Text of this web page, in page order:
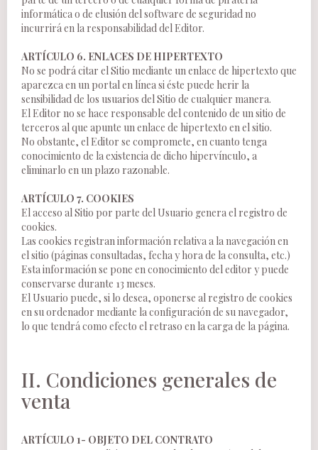
informática o de elusión del software de seguridad no
incurrirá en la responsabilidad del Editor.
ARTÍCULO 6. ENLACES DE HIPERTEXTO
No se podrá citar el Sitio mediante un enlace de hipertexto que
aparezca en un portal en línea si éste puede herir la
sensibilidad de los usuarios del Sitio de cualquier manera.
El Editor no se hace responsable del contenido de un sitio de
terceros al que apunte un enlace de hipertexto en el sitio.
No obstante, el Editor se compromete, en cuanto tenga
conocimiento de la existencia de dicho hipervínculo, a
eliminarlo en un plazo razonable.
ARTÍCULO 7. COOKIES
El acceso al Sitio por parte del Usuario genera el registro de
cookies.
Las cookies registran información relativa a la navegación en
el sitio (páginas consultadas, fecha y hora de la consulta, etc.)
Esta información se pone en conocimiento del editor y puede
conservarse durante 13 meses.
El Usuario puede, si lo desea, oponerse al registro de cookies
en su ordenador mediante la configuración de su navegador,
lo que tendrá como efecto el retraso en la carga de la página.
II. Condiciones generales de
venta
ARTÍCULO 1- OBJETO DEL CONTRATO